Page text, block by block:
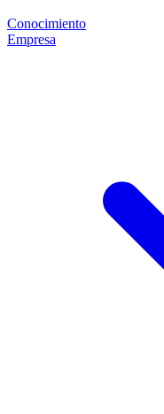
Conocimiento
Empresa